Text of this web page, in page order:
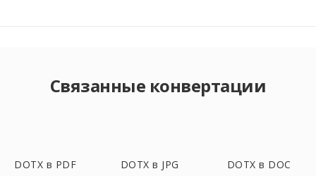
Связанные конвертации
DOTX в PDF DOTX в JPG DOTX в DOC